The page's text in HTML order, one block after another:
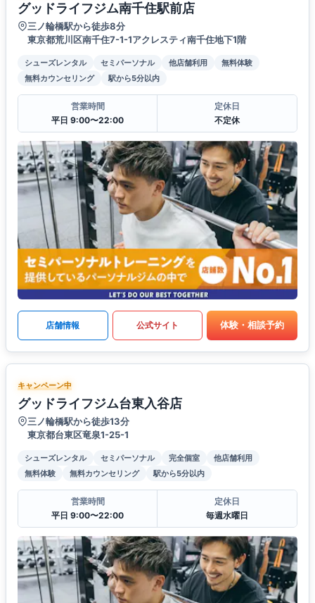
グッドライフジム南千住駅前店
三ノ輪橋駅から徒歩8分
東京都荒川区南千住7-1-1アクレスティ南千住地下1階
シューズレンタル セミパーソナル 他店舗利用
無料体験
無料カウンセリング
駅から5分以内
営業時間
平日 9:00〜22:00
定休日
不定休
店舗情報 公式サイト 体験・相談予約
キャンペーン中
グッドライフジム台東入谷店
三ノ輪橋駅から徒歩13分
東京都台東区竜泉1-25-1
シューズレンタル セミパーソナル 完全個室
他店舗利用
無料体験
無料カウンセリング 駅から5分以内
営業時間
平日 9:00〜22:00
定休日
毎週水曜日